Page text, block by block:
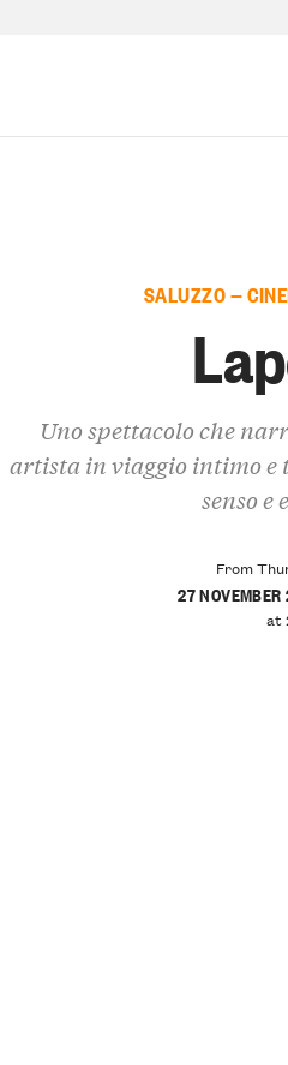
SALUZZO —
Uno spettacolo che
artista in viaggio intimo e
senso e
From
27
at